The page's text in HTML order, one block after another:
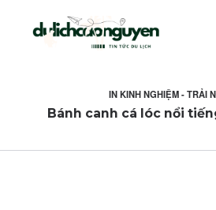
INKINH NGHIỆM - TRẢI
Bánh canh cá lóc nổi